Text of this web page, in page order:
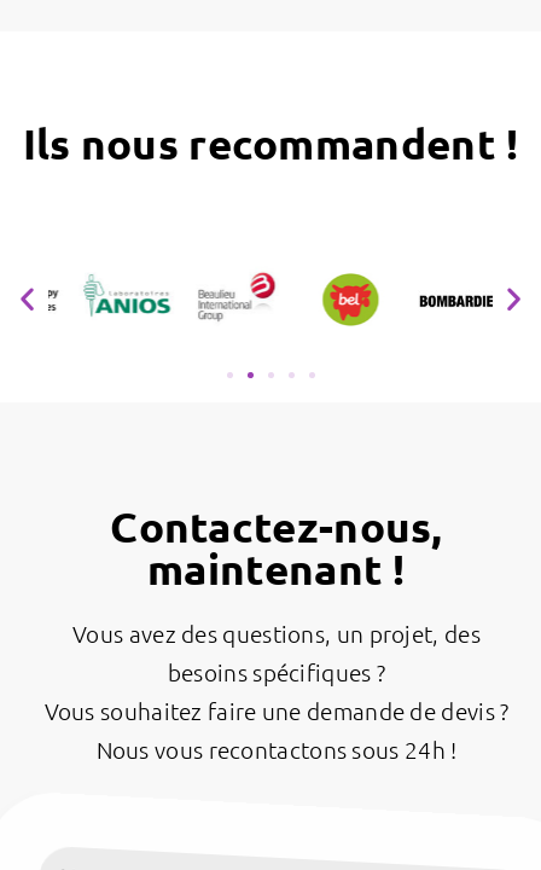
Ils nous recommandent !
Contactez-nous,
maintenant !
Vous avez des questions, un projet, des
besoins spécifiques ?
Vous souhaitez faire une demande de devis ?
Nous vous recontactons sous 24h !